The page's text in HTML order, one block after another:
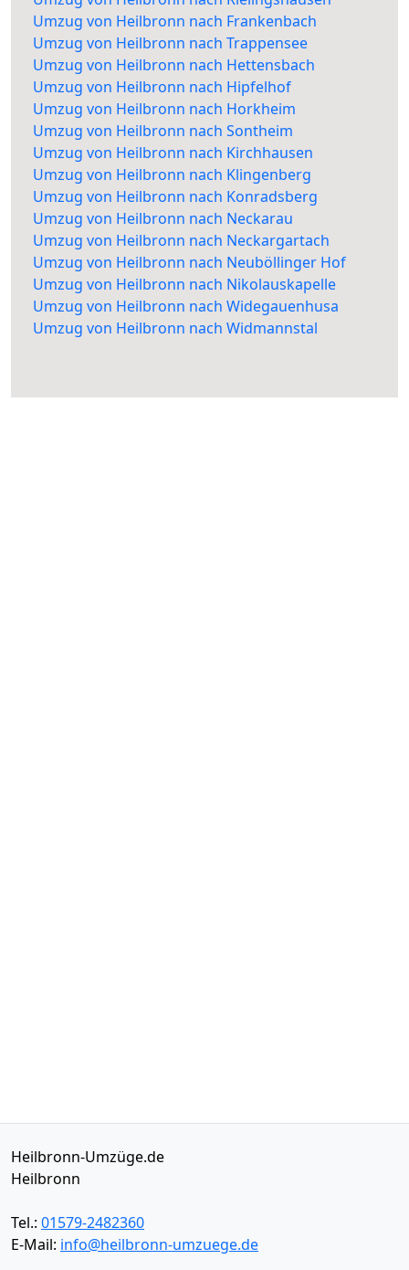
Umzug von Heilbronn nach Frankenbach
Umzug von Heilbronn nach Trappensee
Umzug von Heilbronn nach Hettensbach
Umzug von Heilbronn nach Hipfelhof
Umzug von Heilbronn nach Horkheim
Umzug von Heilbronn nach Sontheim
Umzug von Heilbronn nach Kirchhausen
Umzug von Heilbronn nach Klingenberg
Umzug von Heilbronn nach Konradsberg
Umzug von Heilbronn nach Neckarau
Umzug von Heilbronn nach Neckargartach
Umzug von Heilbronn nach Neuböllinger Hof
Umzug von Heilbronn nach Nikolauskapelle
Umzug von Heilbronn nach Widegauenhusa
Umzug von Heilbronn nach Widmannstal
Heilbronn-Umzüge.de
Heilbronn
Tel.: 01579-2482360
E-Mail: info@heilbronn-umzuege.de